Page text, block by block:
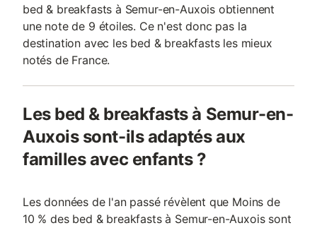
bed & breakfasts à Semur-en-Auxois obtiennent
une note de 9 étoiles. Ce n'est donc pas la
destination avec les bed & breakfasts les mieux
notés de France.
Les bed & breakfasts à Semur-en-
Auxois sont-ils adaptés aux
familles avec enfants ?
Les données de l'an passé révèlent que Moins de
10 % des bed & breakfasts à Semur-en-Auxois sont